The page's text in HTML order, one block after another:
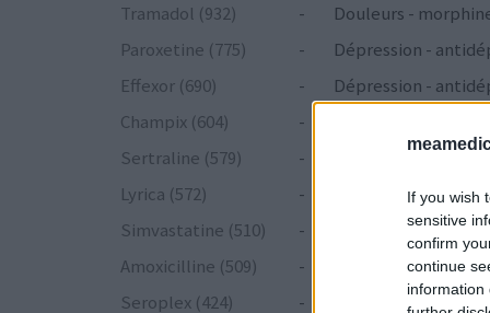
If you wish
sensitive
confirm
continue
information
Tramadol (932)
-
Douleurs -
Paroxetine (775)
-
Dépression -
Effexor (690)
-
Dépression -
Champix (604)
-
Sertraline (579)
-
Dépression -
Lyrica (572)
-
Simvastatine (510)
-
Cholestérol
Amoxicilline (509)
-
Antibiotiques -
Seroplex (424)
-
Dépression -